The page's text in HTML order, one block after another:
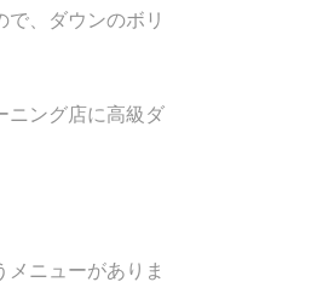
、ダウンのボリ
ニング店に高級ダ
ニューがありま